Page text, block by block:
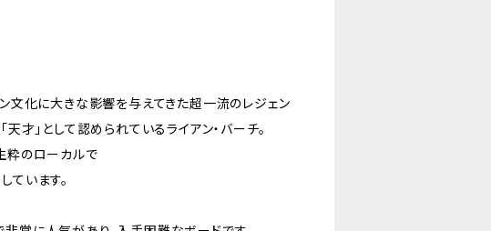
文化に大きな影響を与えてきた超一流のレジェン
才」として認められているライアン・バーチ。
粋のローカルで
ています。